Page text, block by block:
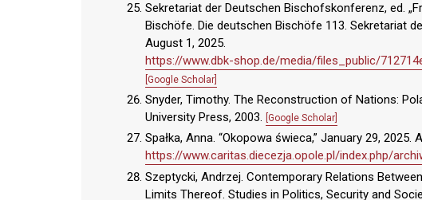
Sekretariat der Deutschen Bischofskonferenz, ed.
Bischöfe. Die deutschen Bischöfe 113. Sekretariat
August 1, 2025.
https://www.dbk-shop.de/media/files_public/
[Google Scholar]
Snyder, Timothy. The Reconstruction of Nations:
University Press, 2003. [Google Scholar]
Spałka, Anna. “Okopowa świeca,” January 29, 2025.
https://www.caritas.diecezja.opole.pl/index.php/
Szeptycki, Andrzej. Contemporary Relations
Limits Thereof. Studies in Politics, Security and